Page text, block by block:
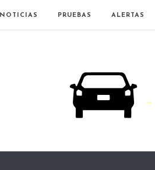
NOTICIAS PRUEBAS ALERTAS